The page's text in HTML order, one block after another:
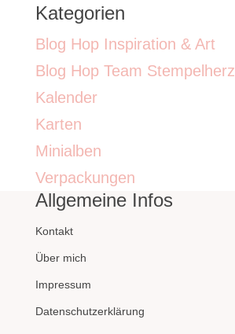
Kategorien
Blog Hop Inspiration & Art
Blog Hop Team Stempelherz
Kalender
Karten
Minialben
Verpackungen
Allgemeine Infos
Kontakt
Über mich
Impressum
Datenschutzerklärung